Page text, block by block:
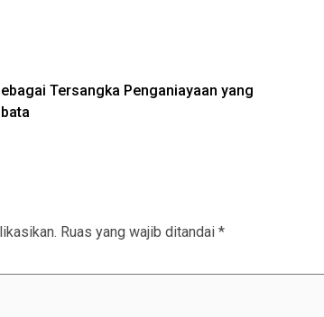
Tersangka Penganiayaan yang
Ruas yang wajib ditandai *